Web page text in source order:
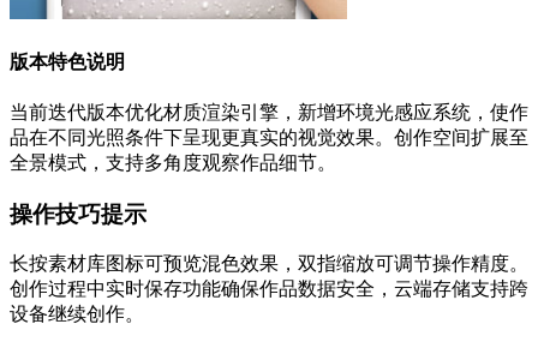
版本特色说明
当前迭代版本优化材质渲染引擎，新增环境光感应系统，使作
品在不同光照条件下呈现更真实的视觉效果。创作空间扩展至
全景模式，支持多角度观察作品细节。
操作技巧提示
长按素材库图标可预览混色效果，双指缩放可调节操作精度。
创作过程中实时保存功能确保作品数据安全，云端存储支持跨
设备继续创作。